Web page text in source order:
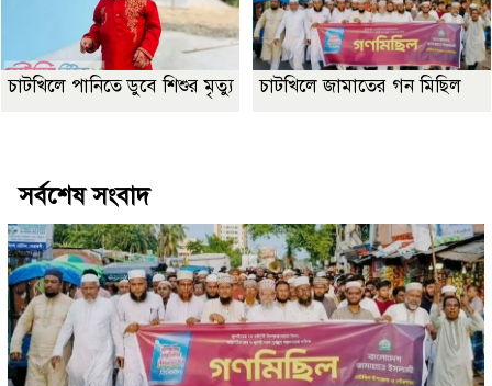
চাটখিলে পানিতে ডুবে শিশুর মৃত্যু চাটখিলে জামাতের গন মিছিল
সর্বশেষ সংবাদ